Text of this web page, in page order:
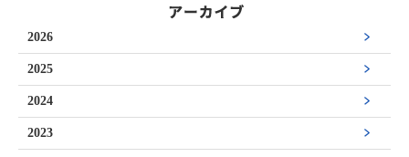
2026
2025
2024
2023